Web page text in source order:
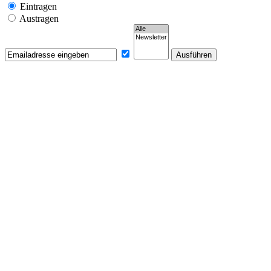
Eintragen
Austragen